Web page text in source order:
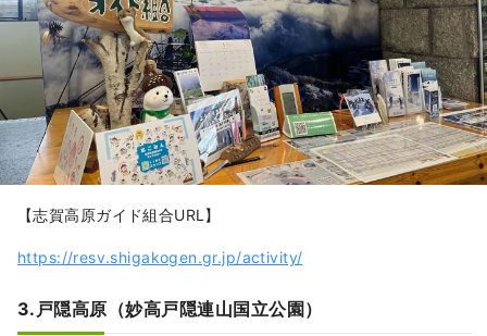
【志賀高原ガイド組合URL】
https://resv.shigakogen.gr.jp/activity/
3.戸隠高原（妙高戸隠連山国立公園）